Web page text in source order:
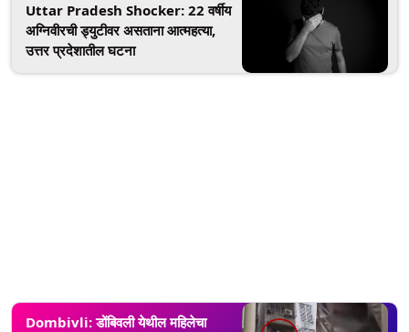
Uttar Pradesh Shocker: 22 वर्षीय
अग्निवीरची ड्युटीवर असताना आत्महत्या,
उत्तर प्रदेशातील घटना
Dombivli: डोंबिवली येथील महिलेचा